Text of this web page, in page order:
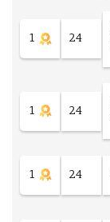
1 24
1 24
1 24